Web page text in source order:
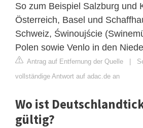
So zum Beispiel Salzburg und
Österreich, Basel und
Schweiz, Świnoujście
Polen sowie Venlo in den
Antrag auf Entfernung der Quelle |
vollständige Antwort auf adac.de an
Wo ist
gültig?